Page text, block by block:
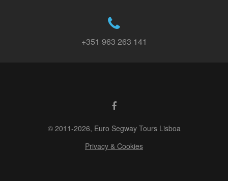
+351 963 263 141
© 2011-2026, Euro Segway Tours Lisboa
Privacy & Cookies